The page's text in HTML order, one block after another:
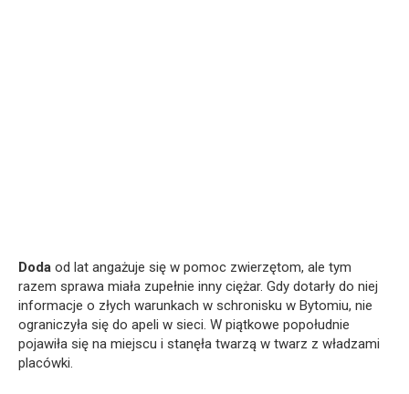
Doda od lat angażuje się w pomoc zwierzętom, ale tym
razem sprawa miała zupełnie inny ciężar. Gdy dotarły do niej
informacje o złych warunkach w schronisku w Bytomiu, nie
ograniczyła się do apeli w sieci. W piątkowe popołudnie
pojawiła się na miejscu i stanęła twarzą w twarz z władzami
placówki.